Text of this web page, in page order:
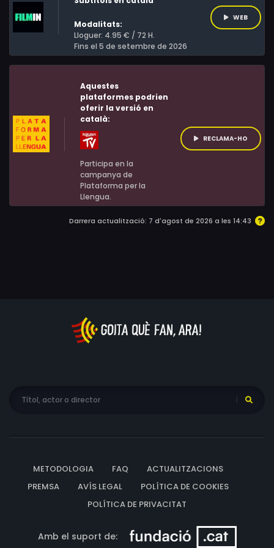
Modalitats:
Lloguer: 4.95 € / 72 H.
Fins el 5 de setembre de 2026
WEB
Aquestes
plataformes podrien
oferir la versió en
català:
Participa en la
campanya de
Plataforma per la
Llengua.
RECLAMA-HO
Darrera actualització: 7 d'agost de 2026 a les 14:43
METODOLOGIA FAQ
ACTUALITZACIONS
PREMSA
AVÍS LEGAL
POLÍTICA DE COOKIES
POLÍTICA DE PRIVACITAT
Amb el suport de: